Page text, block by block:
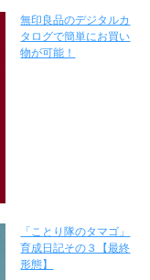
無印良品のデジタルカ
タログで簡単にお買い
物が可能！
「ことり隊のタマゴ」
育成日記その３【最終
形態】